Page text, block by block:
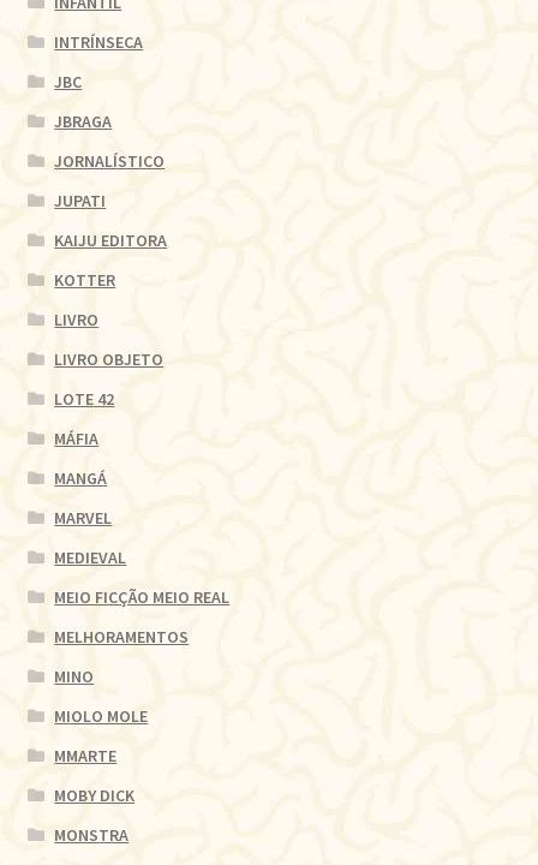
INTRÍNSECA
JBC
JBRAGA
JORNALÍSTICO
JUPATI
KAIJU EDITORA
KOTTER
LIVRO
LIVRO OBJETO
LOTE 42
MÁFIA
MANGÁ
MARVEL
MEDIEVAL
MEIO FICÇÃO MEIO REAL
MELHORAMENTOS
MINO
MIOLO MOLE
MMARTE
MOBY DICK
MONSTRA